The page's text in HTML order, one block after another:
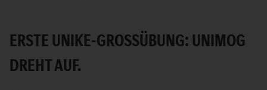
ERSTE UNIKE-GROSSÜBUNG: UNIMOG D
REHT AUF.